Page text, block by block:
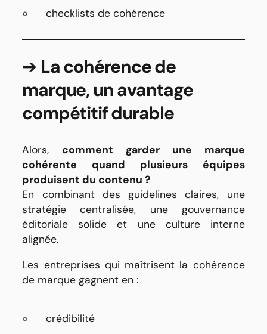
checklists de cohérence
➔ La cohérence de
marque, un avantage
compétitif durable
Alors, comment garder une marque
cohérente quand plusieurs équipes
produisent du contenu ?
En combinant des guidelines claires, une
stratégie centralisée, une gouvernance
éditoriale solide et une culture interne
alignée.
Les entreprises qui maîtrisent la cohérence
de marque gagnent en :
crédibilité